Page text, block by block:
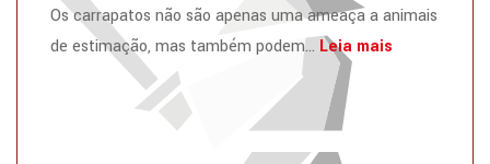
Os carrapatos não são apenas uma ameaça a animais
de estimação, mas também podem... Leia mais